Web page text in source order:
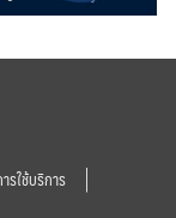
รใช้บริการ